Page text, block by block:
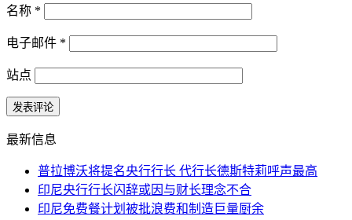
名称 *
电子邮件 *
站点
最新信息
普拉博沃将提名央行行长 代行长德斯特莉呼声最高
印尼央行行长闪辞或因与财长理念不合
印尼免费餐计划被批浪费和制造巨量厨余